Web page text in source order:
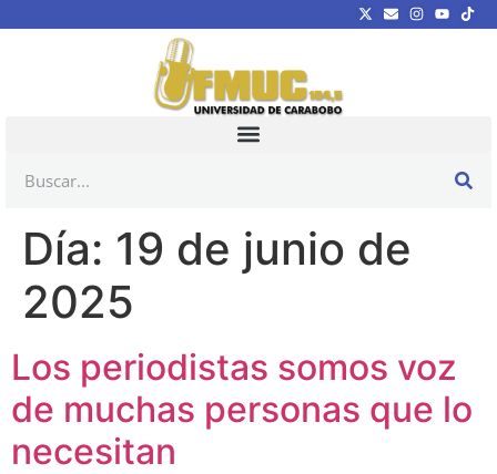
Día: 19 de junio de
2025
Los periodistas somos voz
de muchas personas que lo
necesitan